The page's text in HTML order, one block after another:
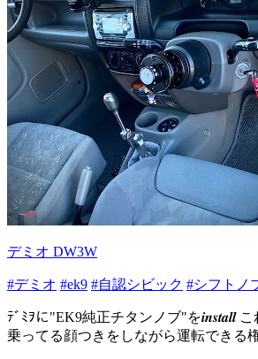
デミオ DW3W
#デミオ #ek9 #自認シビック #シフトノ
ﾃﾞﾐｦに"EK9純正チタンノブ"を𝒊𝒏𝒔𝒕𝒂𝒍𝒍
乗ってる顔つきをしながら運転できる